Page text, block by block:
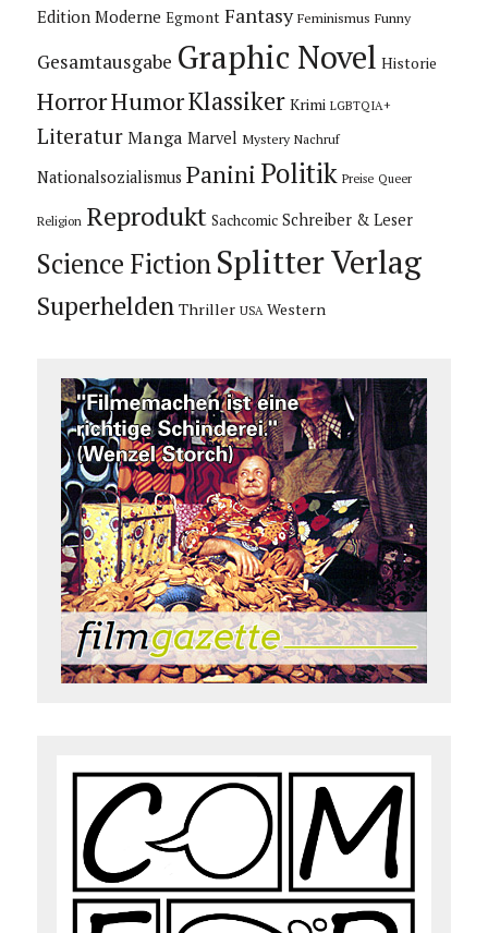
Edition Moderne Egmont Fantasy Feminismus Funny
Gesamtausgabe Graphic Novel Historie
HorrorHumorKlassiker Krimi LGBTQIA+
Literatur Manga Marvel Mystery Nachruf
Nationalsozialismus Panini Politik Preise Queer
Religion Reprodukt Sachcomic Schreiber & Leser
Science Fiction Splitter Verlag
Superhelden Thriller USA Western